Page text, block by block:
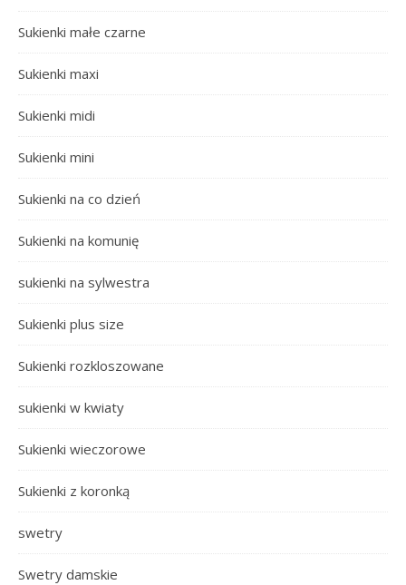
Sukienki małe czarne
Sukienki maxi
Sukienki midi
Sukienki mini
Sukienki na co dzień
Sukienki na komunię
sukienki na sylwestra
Sukienki plus size
Sukienki rozkloszowane
sukienki w kwiaty
Sukienki wieczorowe
Sukienki z koronką
swetry
Swetry damskie